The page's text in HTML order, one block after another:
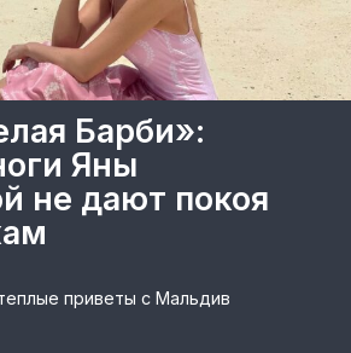
Барби»:
Яны
не дают покоя
приветы с Мальдив